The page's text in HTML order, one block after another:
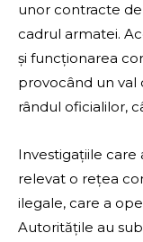
unor contracte
cadrul armatei.
și funcționarea
provocând un val
rândul oficialilor,
Investigațiile care
relevat o rețea
ilegale, care a
Autoritățile au